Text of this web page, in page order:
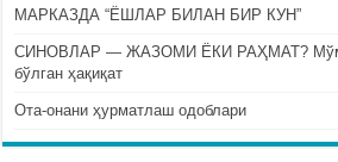
МАРКАЗДА “ЁШЛАР БИЛАН БИР КУН”
СИНОВЛАР — ЖАЗОМИ ЁКИ РАҲМАТ?
бўлган ҳақиқат
Ота-онани ҳурматлаш одоблари